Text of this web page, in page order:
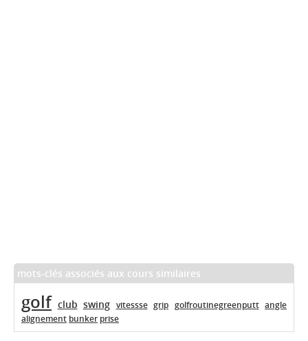
mots-clés associés aux cours similaires
golf club swing vitessse grip golfroutinegreenputt angle
alignement bunker prise